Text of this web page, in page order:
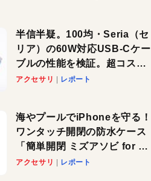
半信半疑。100均・Seria（セ
リア）の60W対応USB-Cケー
ブルの性能を検証。超コスパ
の1本を発見か？
アクセサリ レポート
海やプールでiPhoneを守る！
ワンタッチ開閉の防水ケース
「簡単開閉 ミズアソビ for ス
マホ」で夏のレジャーを満喫
アクセサリ レポート